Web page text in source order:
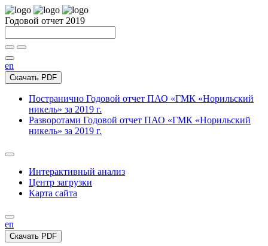
Годовой отчет 2019
en
Скачать PDF
Постранично Годовой отчет ПАО «ГМК «Норильский
никель» за 2019 г.
Разворотами Годовой отчет ПАО «ГМК «Норильский
никель» за 2019 г.
Интерактивный анализ
Центр загрузки
Карта сайта
en
Скачать PDF